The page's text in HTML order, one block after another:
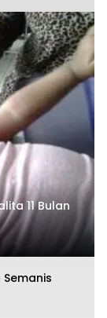
11 Bulan